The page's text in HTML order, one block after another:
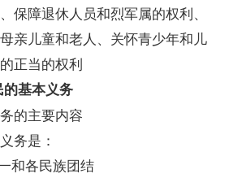
障退休人员和烈军属的权利、
亲儿童和老人、关怀青少年和儿
正当的权利
基本义务
的主要内容
务是：
各民族团结